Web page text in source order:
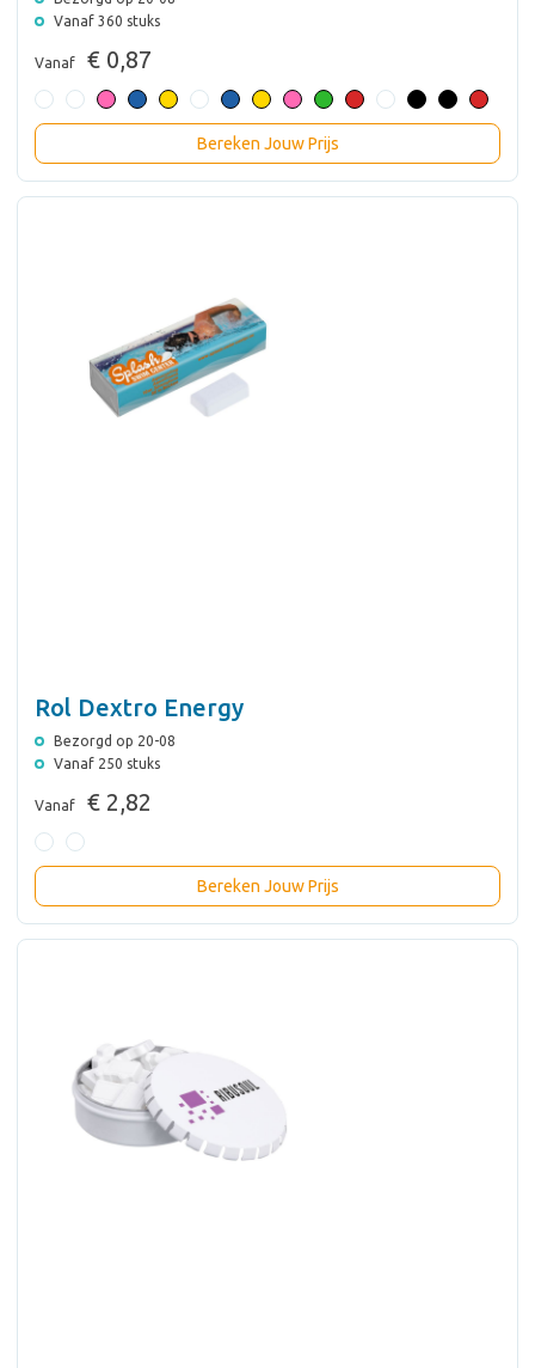
Vanaf 360 stuks
Vanaf € 0,87
Bereken Jouw Prijs
Rol Dextro Energy
Bezorgd op 20-08
Vanaf 250 stuks
Vanaf € 2,82
Bereken Jouw Prijs